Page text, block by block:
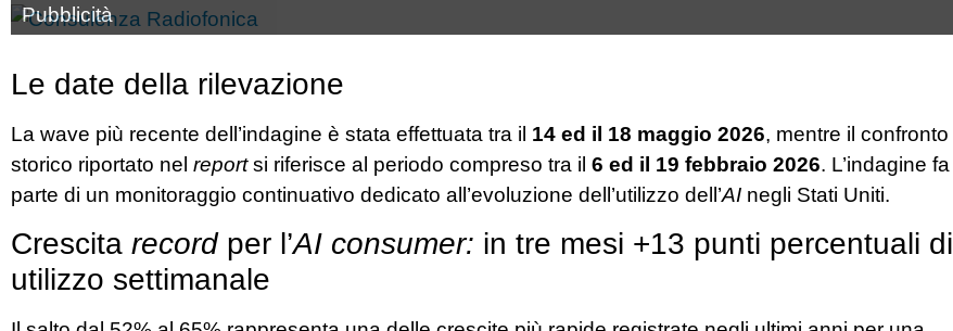
Pubblicità
Le date della rilevazione
La wave più recente dell’indagine è stata effettuata tra il 14 ed il 18 maggio 2026, mentre il confronto
storico riportato nel reportsi riferisce al periodo compreso tra il 6 ed il 19 febbraio 2026. L’indagine fa
parte di un monitoraggio continuativo dedicato all’evoluzione dell’utilizzo dell’AI negli Stati Uniti.
Crescita recordper l’AI consumer: in tre mesi +13 punti percentuali di
utilizzo settimanale